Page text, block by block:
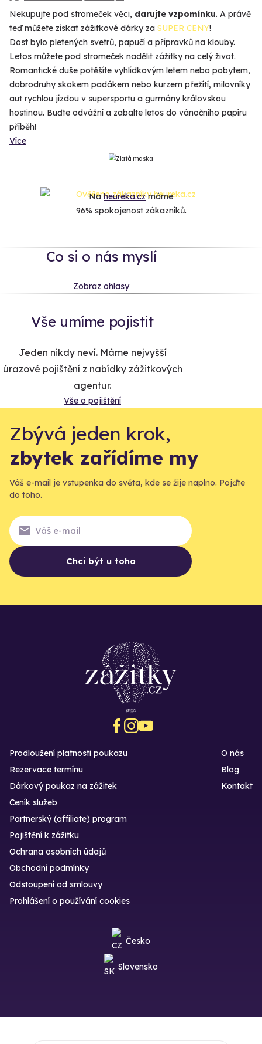
Nekupujte pod stromeček věci, darujte vzpomínku. A právě
teď můžete získat zážitkové dárky za SUPER CENY!
Dost bylo pletených svetrů, papučí a přípravků na klouby.
Letos můžete pod stromeček nadělit zážitky na celý život.
Romantické duše potěšíte vyhlídkovým letem nebo pobytem,
dobrodruhy skokem padákem nebo kurzem přežítí, milovníky
aut rychlou jízdou v supersportu a gurmány královskou
hostinou. Buďte odvážní a zabalte letos do vánočního papíru
příběh!
Více
Naheureka.czmáme
96% spokojenost zákazníků.
Co si o nás myslí
Zobraz ohlasy
Vše umíme pojistit
Jeden nikdy neví. Máme nejvyšší
úrazové pojištění z nabídky zážitkových
agentur.
Vše o pojištění
Zbývá jeden krok,
zbytek zařídíme my
Váš e-mail je vstupenka do světa, kde se žije naplno. Pojďte
do toho.
Chci být u toho
Prodloužení platnosti poukazu
Rezervace termínu
Dárkový poukaz na zážitek
O nás
Blog
Kontakt
Ceník služeb
Partnerský (affiliate) program
Pojištění k zážitku
Ochrana osobních údajů
Obchodní podmínky
Odstoupení od smlouvy
Prohlášení o používání cookies
Česko
Slovensko